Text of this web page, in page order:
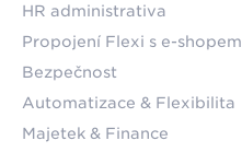
HR administrativa
Propojení Flexi s e-shopem
Bezpečnost
Automatizace & Flexibilita
Majetek & Finance